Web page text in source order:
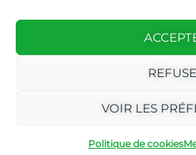
VOIR LES
Politique de cookies
Ce magazine est
|